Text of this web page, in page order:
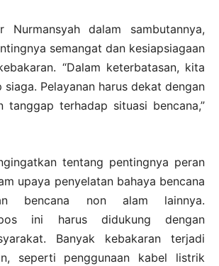
Nurmansyah dalam sambutannya,
semangat dan kesiapsiagaan
“Dalam keterbatasan, kita
siaga. Pelayanan harus dekat dengan
tanggap terhadap situasi bencana,”
tentang pentingnya peran
upaya penyelatan bahaya bencana
bencana non alam lainnya.
pos ini harus didukung dengan
Banyak kebakaran terjadi
seperti penggunaan kabel listrik